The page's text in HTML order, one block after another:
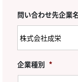
問い合わせ先企業
企業種別 *